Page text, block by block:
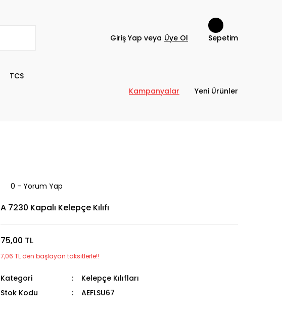
Giriş Yap veya Üye Ol Sepetim
TCS
Kampanyalar Yeni Ürünler
0 - Yorum Yap
A 7230 Kapalı Kelepçe Kılıfı
75,00 TL
7,06 TL den başlayan taksitlerle!!
Kategori
Kelepçe Kılıfları
Stok Kodu
AEFLSU67